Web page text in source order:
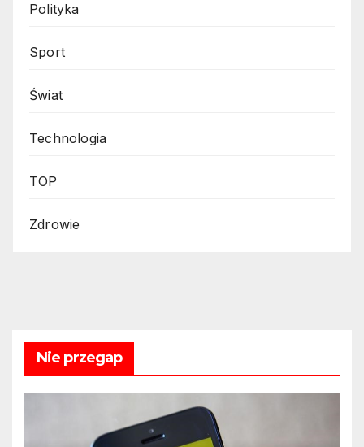
Polityka
Sport
Świat
Technologia
TOP
Zdrowie
Nie przegap